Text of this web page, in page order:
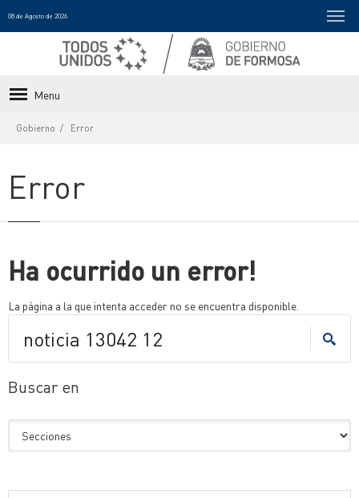
08 de Agosto de 2026
Menu
Gobierno Error
Error
Ha ocurrido un error!
La página a la que intenta acceder no se encuentra disponible.
Buscar en